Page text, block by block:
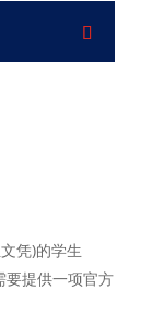
凭)的学生
要提供一项官方